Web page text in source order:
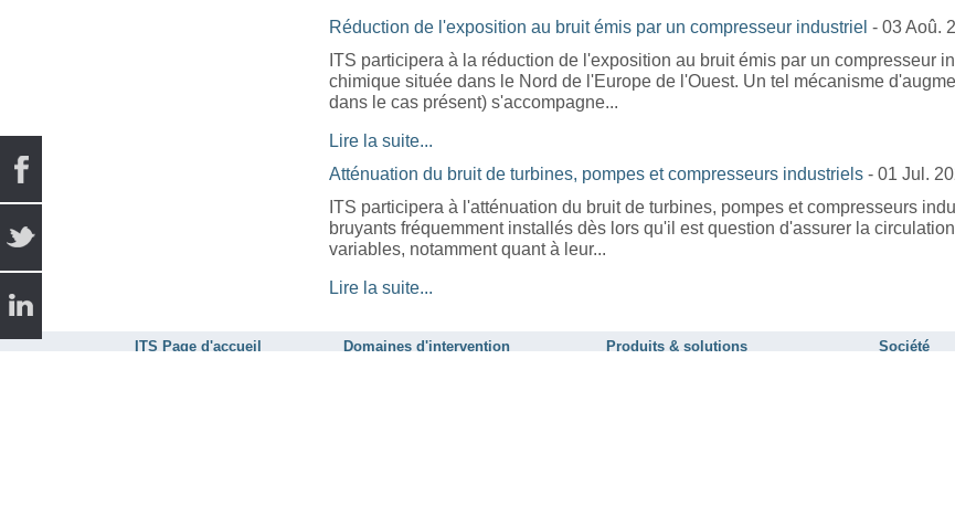
Réduction de l'exposition au bruit émis par un compresseur industriel - 03 Aoû.
ITS participera à la réduction de l'exposition au bruit émis par un compresseur
chimique située dans le Nord de l'Europe de l'Ouest. Un tel mécanisme
dans le cas présent) s'accompagne...
Lire la suite...
Atténuation du bruit de turbines, pompes et compresseurs industriels - 01 Jul.
ITS participera à l'atténuation du bruit de turbines, pompes et compresseurs
bruyants fréquemment installés dès lors qu'il est question d'assurer la
variables, notamment quant à leur...
Lire la suite...
ITS Page d'accueil
Domaines d'intervention
Produits & solutions
Société